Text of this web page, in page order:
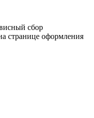
сбор
странице оформления